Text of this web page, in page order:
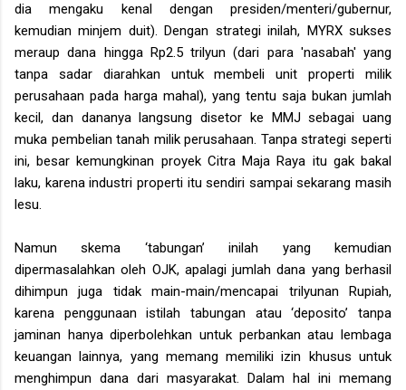
dia mengaku kenal dengan presiden/menteri/gubernur,
kemudian minjem duit). Dengan strategi inilah, MYRX sukses
meraup dana hingga Rp2.5 trilyun (dari para 'nasabah' yang
tanpa sadar diarahkan untuk membeli unit properti milik
perusahaan pada harga mahal), yang tentu saja bukan jumlah
kecil, dan dananya langsung disetor ke MMJ sebagai uang
muka pembelian tanah milik perusahaan. Tanpa strategi seperti
ini, besar kemungkinan proyek Citra Maja Raya itu gak bakal
laku, karena industri properti itu sendiri sampai sekarang masih
lesu.
Namun skema ‘tabungan’ inilah yang kemudian
dipermasalahkan oleh OJK, apalagi jumlah dana yang berhasil
dihimpun juga tidak main-main/mencapai trilyunan Rupiah,
karena penggunaan istilah tabungan atau ‘deposito’ tanpa
jaminan hanya diperbolehkan untuk perbankan atau lembaga
keuangan lainnya, yang memang memiliki izin khusus untuk
menghimpun dana dari masyarakat. Dalam hal ini memang